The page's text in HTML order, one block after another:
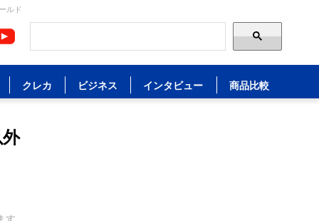
ルド
クレカ ビジネス インタビュー 商品比較
す。